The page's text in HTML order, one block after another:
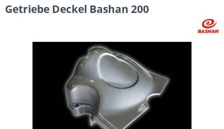
Getriebe Deckel Bashan 200